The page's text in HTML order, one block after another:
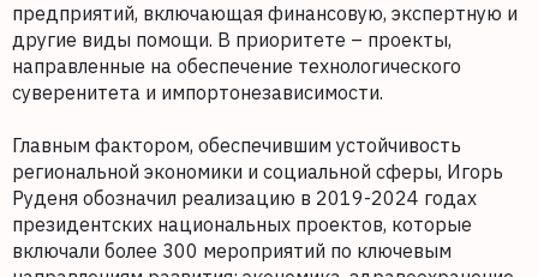
предприятий, включающая финансовую, экспертную и
другие виды помощи. В приоритете – проекты,
направленные на обеспечение технологического
суверенитета и импортонезависимости.
Главным фактором, обеспечившим устойчивость
региональной экономики и социальной сферы, Игорь
Руденя обозначил реализацию в 2019-2024 годах
президентских национальных проектов, которые
включали более 300 мероприятий по ключевым